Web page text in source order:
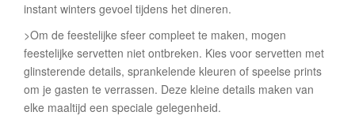
instant winters gevoel tijdens het dineren.
>Om de feestelijke sfeer compleet te maken, mogen
feestelijke servetten niet ontbreken. Kies voor servetten met
glinsterende details, sprankelende kleuren of speelse prints
om je gasten te verrassen. Deze kleine details maken van
elke maaltijd een speciale gelegenheid.